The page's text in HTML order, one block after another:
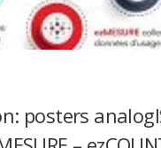
posters